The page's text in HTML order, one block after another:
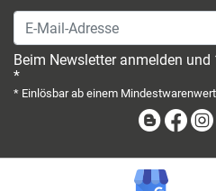
E-Mail-Adresse
Beim Newsletter anmelden
*
* Einlösbar ab einem
Blog